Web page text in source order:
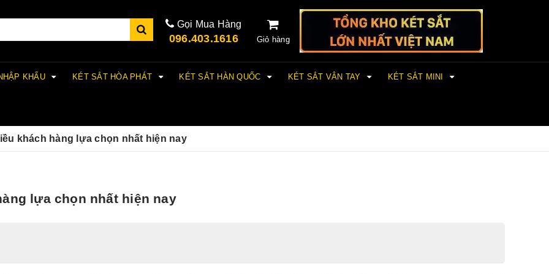
Gọi Mua Hàng
096.403.1616 Giỏ hàng
KHẨU KÉT SẮT HÒA PHÁT KÉT SẮT HÀN QUỐC KÉT SẮT VÂN TAY KÉT SẮT MINI
khách hàng lựa chọn nhất hiện nay
lựa chọn nhất hiện nay